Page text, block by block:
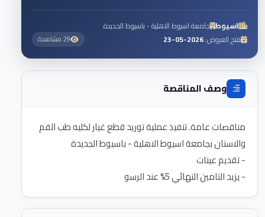
اسيوط جامعة اسيوط الاهلية - باسيوط الجديدة
فتح العروض:2026-05-23 29 مشاهدة
وصف المناقصة
مناقصات عامة. تنفيذ عملية توريد قطع غيار لكليه طب الفم
- يزيد التامين النهائي 5% عند الرسو